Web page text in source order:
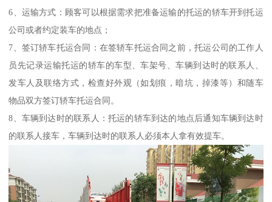
6、运输方式：顾客可以根据需求把准备运输的托运的轿车开到托运
公司或者约定装车的地点；
7、签订轿车托运合同：在签轿车托运合同之前，托运公司的工作人
员先记录运输托运的轿车的车型、车架号、车辆到达时的联系人、
发车人及联络方式，检查好外观（如划痕，暗坑，掉漆等）和随车
物品双方签订轿车托运合同。
8、车辆到达时的联系人：托运的轿车到达的地点后通知车辆到达时
的联系人接车，车辆到达时的联系人必须本人拿有效提车。